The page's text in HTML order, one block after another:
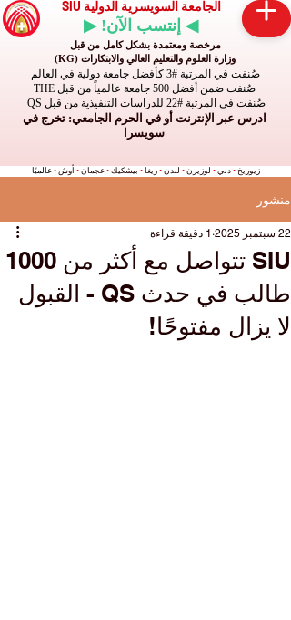
الجامعة السويسرية الدولية SIU
◀ إنتسب الآن! ▶
مرخصة ومعتمدة بشكل كامل من قبل
وزارة العلوم والتعليم العالي والابتكارات (KG)
صُنفت في المرتبة #3 كأفضل جامعة دولية في العالم
صُنفت ضمن أفضل 500 جامعة عالمياً من قبل THE
صُنفت في المرتبة #22 للدراسات التنفيذية من قبل QS
ادرس عبر الإنترنت أو في الحرم الجامعي: تخرج في
سويسرا
زيوريخ • دبي • لوزيرن • لندن • ريغا • بيشكيك • عجمان • أوش • عالميًا
منشور
SIU تتواصل مع أكثر من 1000
طالب في حدث QS - القبول
لا يزال مفتوحًا!
22 سبتمبر 2025 1 دقيقة قراءة